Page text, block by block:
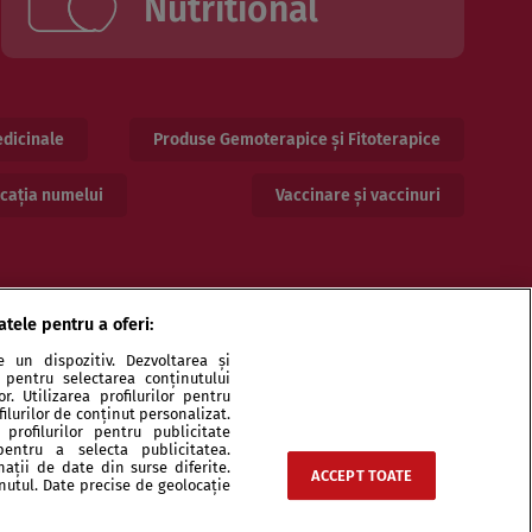
Nutritional
Produse Gemoterapice și Fitoterapice
numelui Vaccinare și vaccinuri
și specialiști Echipa Contact Sitemap
pentru a oferi:
un dispozitiv. Dezvoltarea și
selectarea conținutului
Utilizarea profilurilor pentru
de conținut personalizat.
profilurilor pentru publicitate
a selecta publicitatea.
de date din surse diferite.
Date precise de geolocație
ACCEPT TOATE